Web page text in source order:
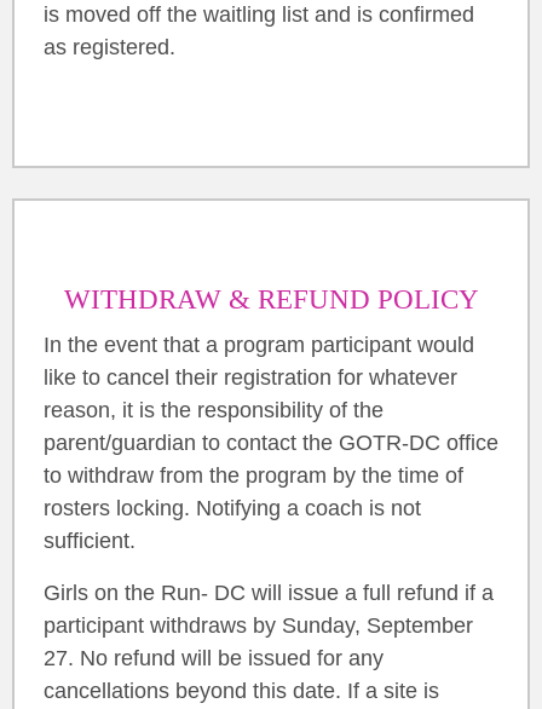
is moved off the waitling list and is confirmed
as registered.
WITHDRAW & REFUND POLICY
In the event that a program participant would
like to cancel their registration for whatever
reason, it is the responsibility of the
parent/guardian to contact the GOTR-DC office
to withdraw from the program by the time of
rosters locking. Notifying a coach is not
sufficient.
Girls on the Run- DC will issue a full refund if a
participant withdraws by Sunday, September
27. No refund will be issued for any
cancellations beyond this date. If a site is